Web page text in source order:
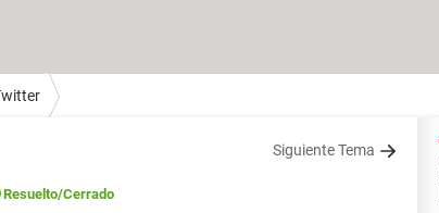
Siguiente Tema
Resuelto/Cerrado